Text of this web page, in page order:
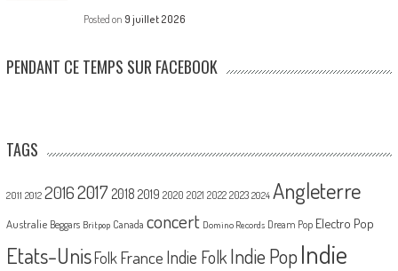
Posted on 9 juillet 2026
PENDANT CE TEMPS SUR FACEBOOK
TAGS
2011 2012 20162017 2018 2019 2020 2021 2022 2023 2024 Angleterre
Australie Beggars Britpop Canada concert Domino Records Dream Pop Electro Pop
Etats-UnisFolk France Indie Folk Indie PopIndie